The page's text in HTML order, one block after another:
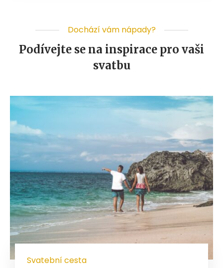
Dochází vám nápady?
Podívejte se na inspirace pro vaši
svatbu
Svatební cesta